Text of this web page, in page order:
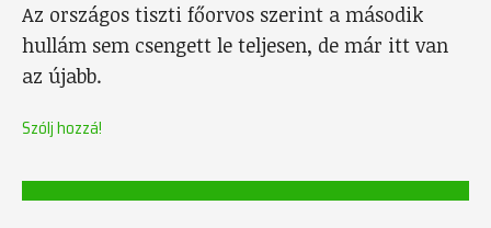
Az országos tiszti főorvos szerint a második
hullám sem csengett le teljesen, de már itt van
az újabb.
Szólj hozzá!